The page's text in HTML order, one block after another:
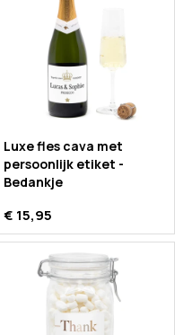
Luxe fles cava met
persoonlijk etiket -
Bedankje
€ 15,95